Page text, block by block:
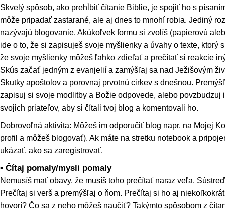
Skvelý spôsob, ako prehĺbiť čítanie Biblie, je spojiť ho s
môže pripadať zastarané, ale aj dnes to mnohí robia. Jediný
nazývajú blogovanie. Akúkoľvek formu si zvolíš (papierovú
ide o to, že si zapisuješ svoje myšlienky a úvahy o texte, ktorý
že svoje myšlienky môžeš ľahko zdieľať a prečítať si reakcie
Skús začať jedným z evanjelií a zamýšľaj sa nad Ježišovým
Skutky apoštolov a porovnaj prvotnú cirkev s dnešnou.
zapisuj si svoje modlitby a Božie odpovede, alebo povzbudzuj
svojich priateľov, aby si čítali tvoj blog a komentovali ho.
Dobrovoľná aktivita: Môžeš im odporučiť blog napr. na Mojej
profil a môžeš blogovať). Ak máte na stretku notebook a
ukázať, ako sa zaregistrovať.
• Čítaj pomaly/mysli pomaly
Nemusíš mať obavy, že musíš toho prečítať naraz veľa.
Prečítaj si verš a premýšľaj o ňom. Prečítaj si ho aj
hovorí? Čo sa z neho môžeš naučiť? Takýmto spôsobom z